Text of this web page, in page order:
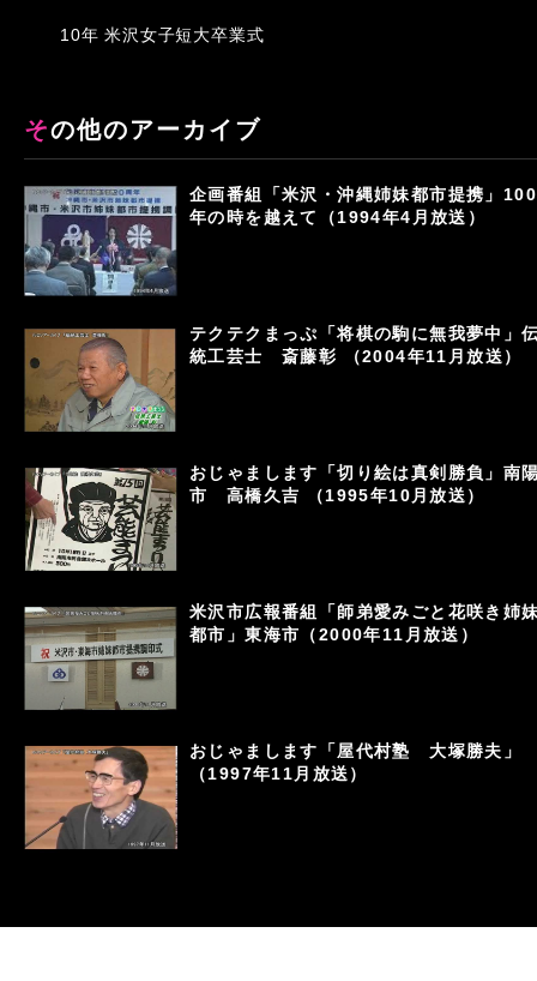
10年 米沢女子短大卒業式
その他のアーカイブ
企画番組「米沢・沖縄姉妹都市提携」100
年の時を越えて（1994年4月放送）
テクテクまっぷ「将棋の駒に無我夢中」
統工芸士 斎藤彰 （2004年11月放送）
おじゃまします「切り絵は真剣勝負」南
市 高橋久吉 （1995年10月放送）
米沢市広報番組「師弟愛みごと花咲き姉
都市」東海市（2000年11月放送）
おじゃまします「屋代村塾 大塚勝夫」
（1997年11月放送）